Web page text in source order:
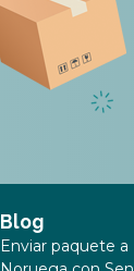
Blog
Enviar paquete a